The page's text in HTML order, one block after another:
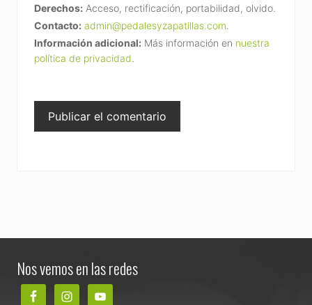
Derechos: Acceso, rectificación, portabilidad, olvido.
Contacto: admin@pedalesyzapatillas.com.
Información adicional: Más información en nuestra
política de privacidad.
Nos vemos en las redes